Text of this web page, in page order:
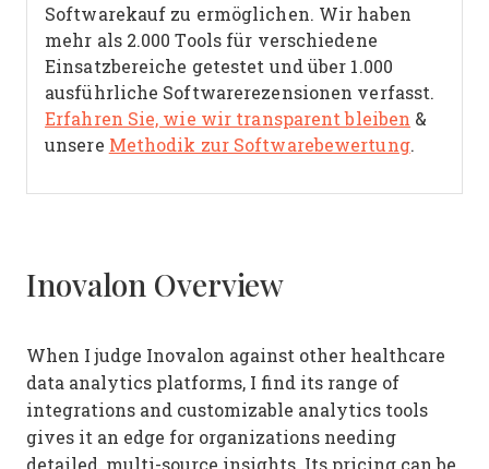
Softwarekauf zu ermöglichen. Wir haben
mehr als 2.000 Tools für verschiedene
Einsatzbereiche getestet und über 1.000
ausführliche Softwarerezensionen verfasst.
Erfahren Sie, wie wir transparent bleiben &
unsere Methodik zur Softwarebewertung.
Inovalon Overview
When I judge Inovalon against other healthcare
data analytics platforms, I find its range of
integrations and customizable analytics tools
gives it an edge for organizations needing
detailed, multi-source insights. Its pricing can be